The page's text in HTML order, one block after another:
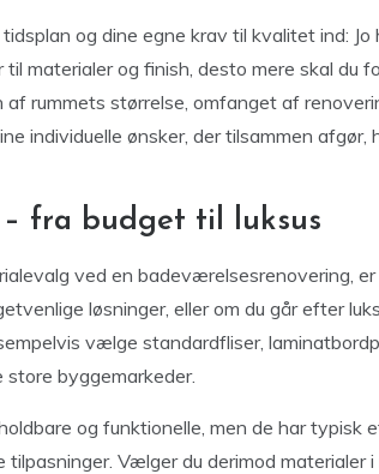
og dine egne krav til kvalitet ind:
til materialer og finish, desto mere skal du
rummets størrelse, omfanget af
individuelle ønsker, der tilsammen
fra budget til luksus
ved en badeværelsesrenovering,
løsninger, eller om du går efter
vælge standardfliser,
byggemarkeder.
og funktionelle, men de har typisk
tilpasninger. Vælger du derimod materialer i